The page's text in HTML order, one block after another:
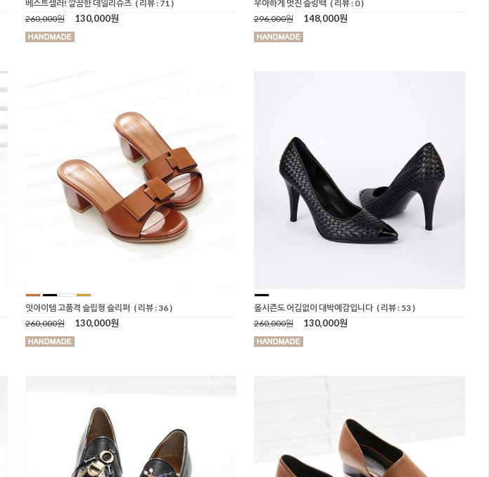
베스트셀러! 깔끔한 데일리슈즈 ( 리뷰 : 71 )
260,000원
130,000원
우아하게 멋진 슬링백 ( 리뷰 : 0 )
296,000원
148,000원
잇아이템 고품격 슬립형 슬리퍼 ( 리뷰 : 36 )
260,000원
130,000원
올시즌도 어김없이 대박예감입니다 ( 리뷰 : 53 )
260,000원
130,000원